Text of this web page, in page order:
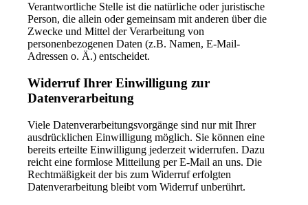
Verantwortliche Stelle ist die natürliche oder juristische
Person, die allein oder gemeinsam mit anderen über die
Zwecke und Mittel der Verarbeitung von
personenbezogenen Daten (z.B. Namen, E-Mail-
Adressen o. Ä.) entscheidet.
Widerruf Ihrer Einwilligung zur
Datenverarbeitung
Viele Datenverarbeitungsvorgänge sind nur mit Ihrer
ausdrücklichen Einwilligung möglich. Sie können eine
bereits erteilte Einwilligung jederzeit widerrufen. Dazu
reicht eine formlose Mitteilung per E-Mail an uns. Die
Rechtmäßigkeit der bis zum Widerruf erfolgten
Datenverarbeitung bleibt vom Widerruf unberührt.